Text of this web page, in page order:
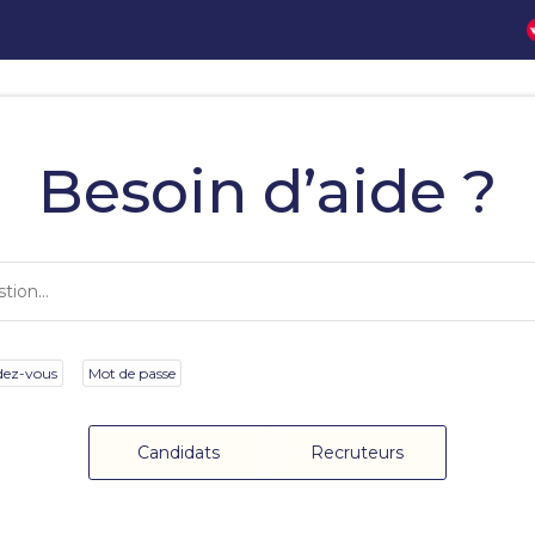
Besoin d’aide ?
vous Mot de passe
Candidats Recruteurs